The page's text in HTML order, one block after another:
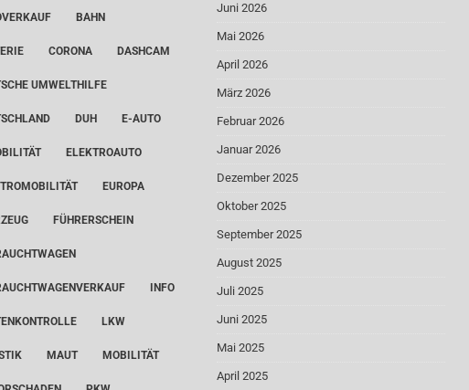
BAHN
CORONA DASHCAM
UMWELTHILFE
DUH E-AUTO
ELEKTROAUTO
EUROPA
FÜHRERSCHEIN
INFO
LKW
MAUT MOBILITÄT
Juni 2026
Mai 2026
April 2026
März 2026
Februar 2026
Januar 2026
Dezember 2025
Oktober 2025
September 2025
August 2025
Juli 2025
Juni 2025
Mai 2025
April 2025